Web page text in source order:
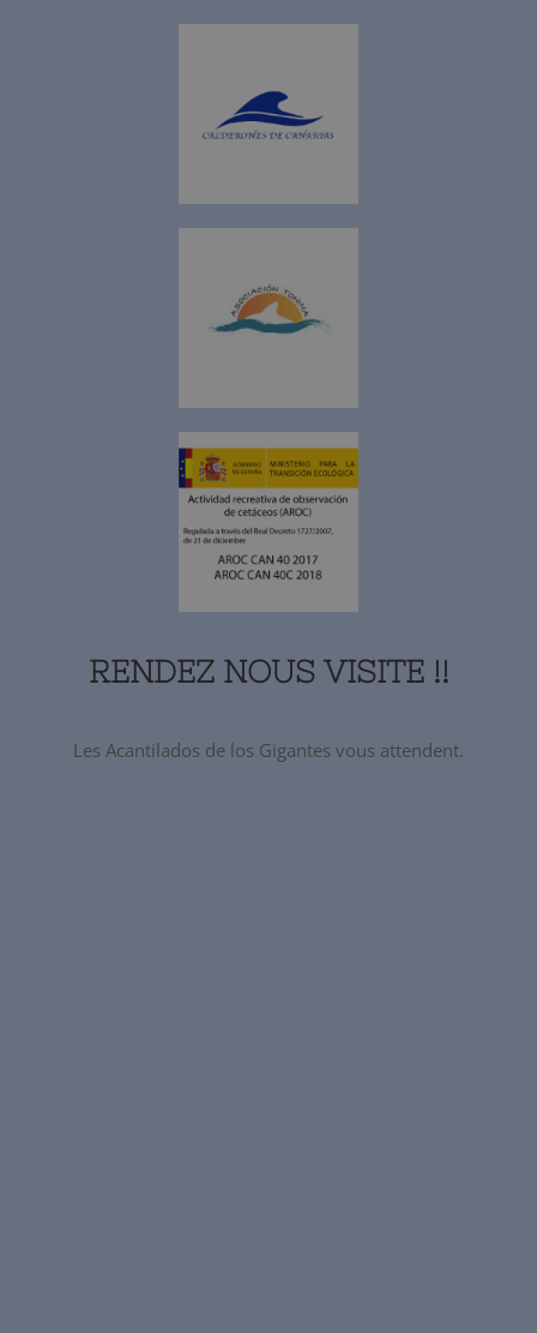
RENDEZ NOUS VISITE !!
Les Acantilados de los Gigantes vous attendent.